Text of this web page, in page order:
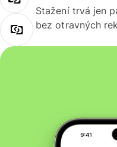
Stažení trvá jen
bez otravných